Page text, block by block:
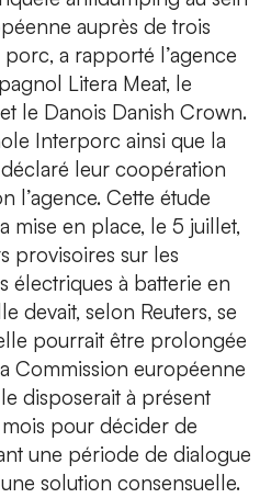
auprès de trois
a rapporté l’agence
Litera Meat, le
le Danois Danish Crown.
Interporc ainsi que la
leur coopération
l’agence. Cette étude
mise en place, le 5 juillet,
provisoires sur les
électriques à batterie en
devait, selon Reuters, se
pourrait être prolongée
Commission européenne
disposerait à présent
pour décider de
une période de dialogue
solution consensuelle.